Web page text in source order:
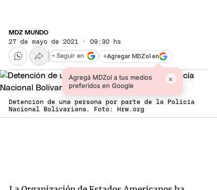
MDZ MUNDO
27 de mayo de 2021 · 09:30 hs
+Agregar MDZol en
Agregá MDZol a tus medios
preferidos en Google
×
+ Seguir en
Detención de una persona por parte de la Policía
Nacional Bolivariana. Foto: Hrw.org